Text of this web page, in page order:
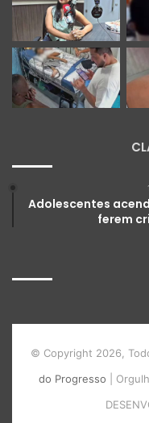
Adolescentes
ferem
© Copyright 2026,
do Progresso |